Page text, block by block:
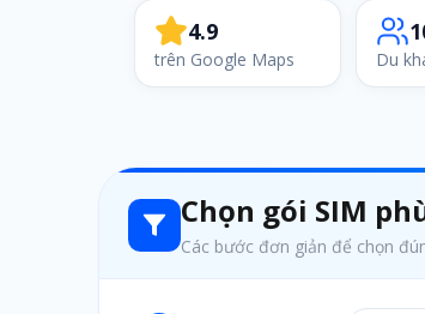
4.9
trên Google Maps Du
Chọn gói SIM
Các bước đơn giản để chọn